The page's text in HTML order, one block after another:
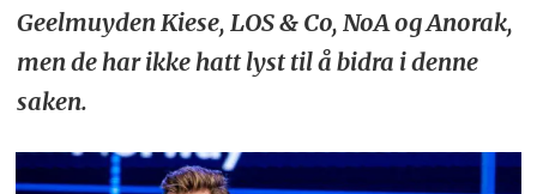
Geelmuyden Kiese, LOS & Co, NoA og Anorak,
men de har ikke hatt lyst til å bidra i denne
saken.